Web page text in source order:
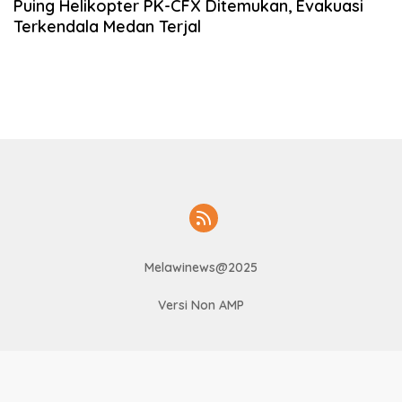
Puing Helikopter PK-CFX Ditemukan, Evakuasi
Terkendala Medan Terjal
Melawinews@2025
Versi Non AMP